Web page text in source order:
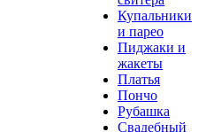
Купальники
и парео
Пиджаки и
жакеты
Платья
Пончо
Рубашка
Свадебный